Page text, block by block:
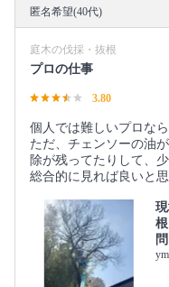
匿名希望(40代)
庭木の伐採・抜根
プロの仕事
3.80
個人では難しいプロな
ただ、チェンソーの油
除が残ってたりして、
総合的に見れば良いと思